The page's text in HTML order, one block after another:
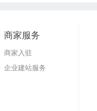
商家服务
商家入驻
企业建站服务